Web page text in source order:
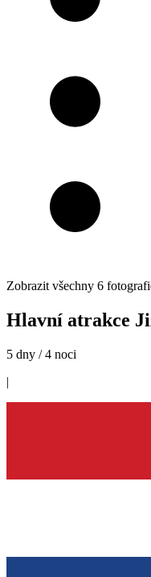
Zobrazit všechny 6
Hlavní atrakce
5 dny / 4 noci
|